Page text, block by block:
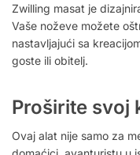
Zwilling masat je
Vaše noževe možete
nastavljajući sa
goste ili obitelj.
Proširite svoj
Ovaj alat nije samo za